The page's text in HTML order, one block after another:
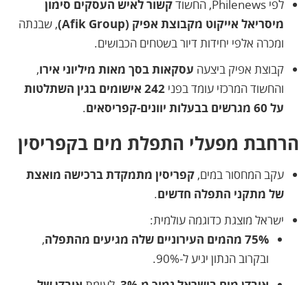
לפי Philenews, החשוד
קשור לאיש העסקים סימון
מיסריאל אייקוט מקבוצת אפיק (Afik Group)
, שבנתה
ומכרה אלפי יחידות דיור בשטחים הכבושים.
קבוצת אפיק ביצעה עסקאות בסך מאות מיליוני אירו,
והחשוד המרכזי עומד בפני
242 אישומים בגין השתלטות
על 60 מגרשים בבעלות יוונים-קפריסאים
.
הרחבת מפעלי התפלת מים בקפריסין
עקב המחסור במים,קפריסין מתמקדת ברכישה מואצת
של מתקני התפלה חדשים.
ישראל מוצגת כדוגמה עולמית:
75% מהמים העירוניים שלה מגיעים מהתפלה
,
ובקרוב הנתון יגיע ל-90%.